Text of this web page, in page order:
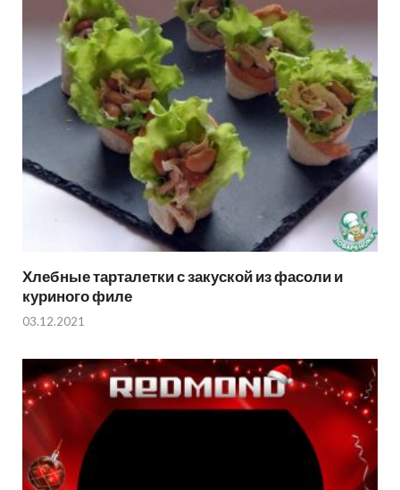
Хлебные тарталетки с закуской из фасоли и
куриного филе
03.12.2021